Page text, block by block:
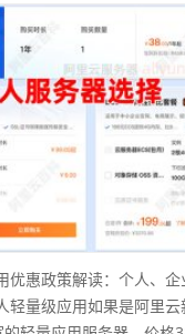
优惠政策解读：个人、
轻量级应用如果是阿里